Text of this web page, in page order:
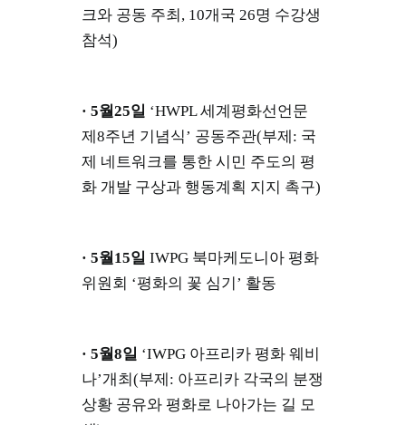
크와 공동 주최, 10개국 26명 수강생
참석)
· 5월25일 ‘HWPL 세계평화선언문
제8주년 기념식’ 공동주관(부제: 국
제 네트워크를 통한 시민 주도의 평
화 개발 구상과 행동계획 지지 촉구)
· 5월15일 IWPG 북마케도니아 평화
위원회 ‘평화의 꽃 심기’ 활동
· 5월8일 ‘IWPG 아프리카 평화 웨비
나’개최(부제: 아프리카 각국의 분쟁
상황 공유와 평화로 나아가는 길 모